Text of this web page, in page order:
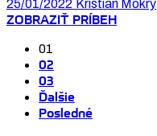
25/01/2022 Kristian Mokry
ZOBRAZIŤ PRÍBEH
01
02
03
Ďalšie
Posledné